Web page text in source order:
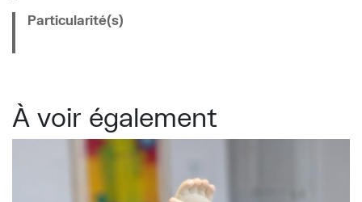
Particularité(s)
À voir également